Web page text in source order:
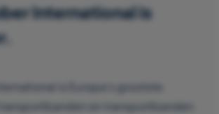
International is
is Europa’s grootste
en transportbanden